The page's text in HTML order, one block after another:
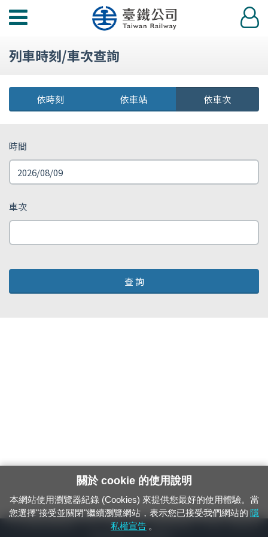
功
選
登
入
列車時刻/車次查詢
依時刻 依車站 依車次
時間
車次
查 詢
24小時緊急通報電話：1933（市話、手機，僅限發現軌道、平交道、橋樑及隧
關於 cookie 的使用說明
本網站使用瀏覽器紀錄 (Cookies) 來提供您最好的使用體驗。當
您選擇"接受並關閉"繼續瀏覽網站，表示您已接受我們網站的 隱
私權宣告 。